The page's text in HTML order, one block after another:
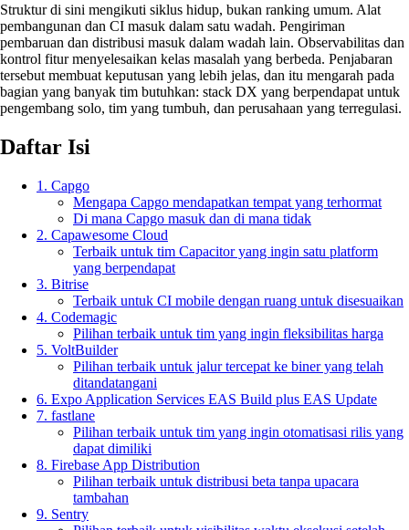
Struktur di sini mengikuti siklus hidup, bukan ranking umum. Alat
pembangunan dan CI masuk dalam satu wadah. Pengiriman
pembaruan dan distribusi masuk dalam wadah lain. Observabilitas dan
kontrol fitur menyelesaikan kelas masalah yang berbeda. Penjabaran
tersebut membuat keputusan yang lebih jelas, dan itu mengarah pada
bagian yang banyak tim butuhkan: stack DX yang berpendapat untuk
pengembang solo, tim yang tumbuh, dan perusahaan yang terregulasi.
Daftar Isi
1. Capgo
Mengapa Capgo mendapatkan tempat yang terhormat
Di mana Capgo masuk dan di mana tidak
2. Capawesome Cloud
Terbaik untuk tim Capacitor yang ingin satu platform
yang berpendapat
3. Bitrise
Terbaik untuk CI mobile dengan ruang untuk disesuaikan
4. Codemagic
Pilihan terbaik untuk tim yang ingin fleksibilitas harga
5. VoltBuilder
Pilihan terbaik untuk jalur tercepat ke biner yang telah
ditandatangani
6. Expo Application Services EAS Build plus EAS Update
7. fastlane
Pilihan terbaik untuk tim yang ingin otomatisasi rilis yang
dapat dimiliki
8. Firebase App Distribution
Pilihan terbaik untuk distribusi beta tanpa upacara
tambahan
9. Sentry